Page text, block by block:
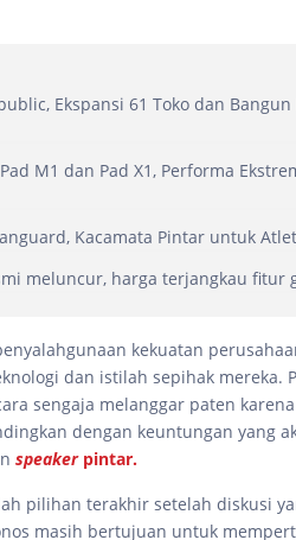
Ekspansi 61 Toko dan
M1 dan Pad X1, Performa
Kacamata Pintar untuk
meluncur, harga terjangkau fitur
kekuatan
dan istilah sepihak mereka.
sengaja melanggar paten
dengan keuntungan yang
speakerpintar.
pilihan terakhir setelah diskusi
masih bertujuan untuk